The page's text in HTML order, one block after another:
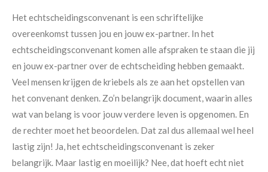
Het echtscheidingsconvenant is een schriftelijke
overeenkomst tussen jou en jouw ex-partner. In het
echtscheidingsconvenant komen alle afspraken te staan die jij
en jouw ex-partner over de echtscheiding hebben gemaakt.
Veel mensen krijgen de kriebels als ze aan het opstellen van
het convenant denken. Zo’n belangrijk document, waarin alles
wat van belang is voor jouw verdere leven is opgenomen. En
de rechter moet het beoordelen. Dat zal dus allemaal wel heel
lastig zijn! Ja, het echtscheidingsconvenant is zeker
belangrijk. Maar lastig en moeilijk? Nee, dat hoeft echt niet